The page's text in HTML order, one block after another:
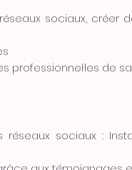
sociaux, créer
professionnel·les de
sociaux :